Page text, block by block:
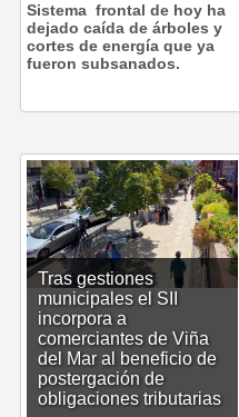
Sistema frontal de hoy ha
dejado caída de árboles y
cortes de energía que ya
fueron subsanados.
Tras gestiones
municipales el SII
incorpora a
comerciantes de Viña
del Mar al beneficio de
postergación de
obligaciones tributarias